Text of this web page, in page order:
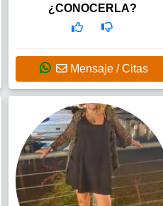
Actividades para compartir
con gente de mi generación
¿CONOCERLA?
Mensaje / Citas